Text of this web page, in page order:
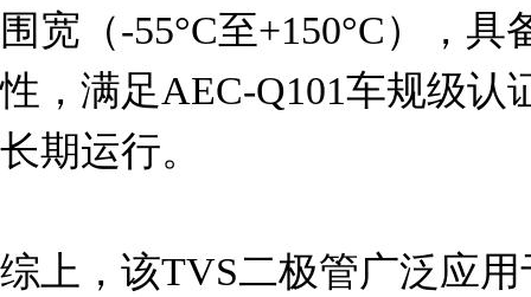
围宽（-55°C至+150°C），
性，满足AEC-Q101车规级认
长期运行。
综上，该TVS二极管广泛应